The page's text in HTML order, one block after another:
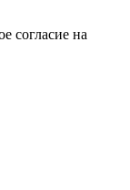
согласие на